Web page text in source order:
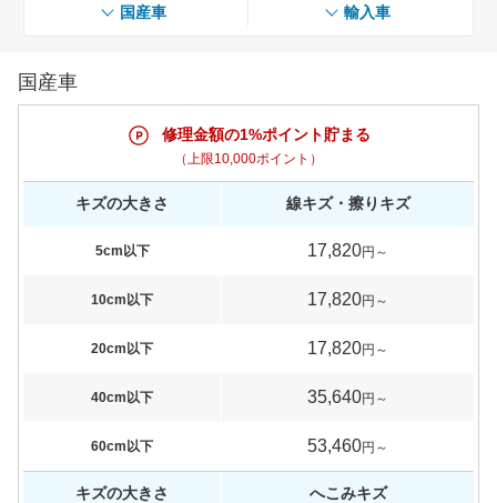
国産車 輸入車
国産車
修理金額の1%ポイント貯まる
（上限10,000ポイント）
キズの大きさ 線キズ・擦りキズ
5cm以下 17,820円～
10cm以下 17,820円～
20cm以下 17,820円～
40cm以下 35,640円～
60cm以下 53,460円～
キズの大きさ へこみキズ